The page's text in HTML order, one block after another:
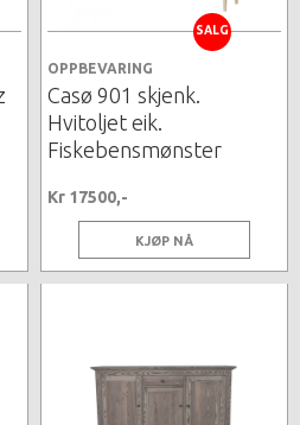
SALG
OPPBEVARING
Casø 901 skjenk.
Hvitoljet eik.
Fiskebensmønster
Kr 17500,-
KJØP NÅ